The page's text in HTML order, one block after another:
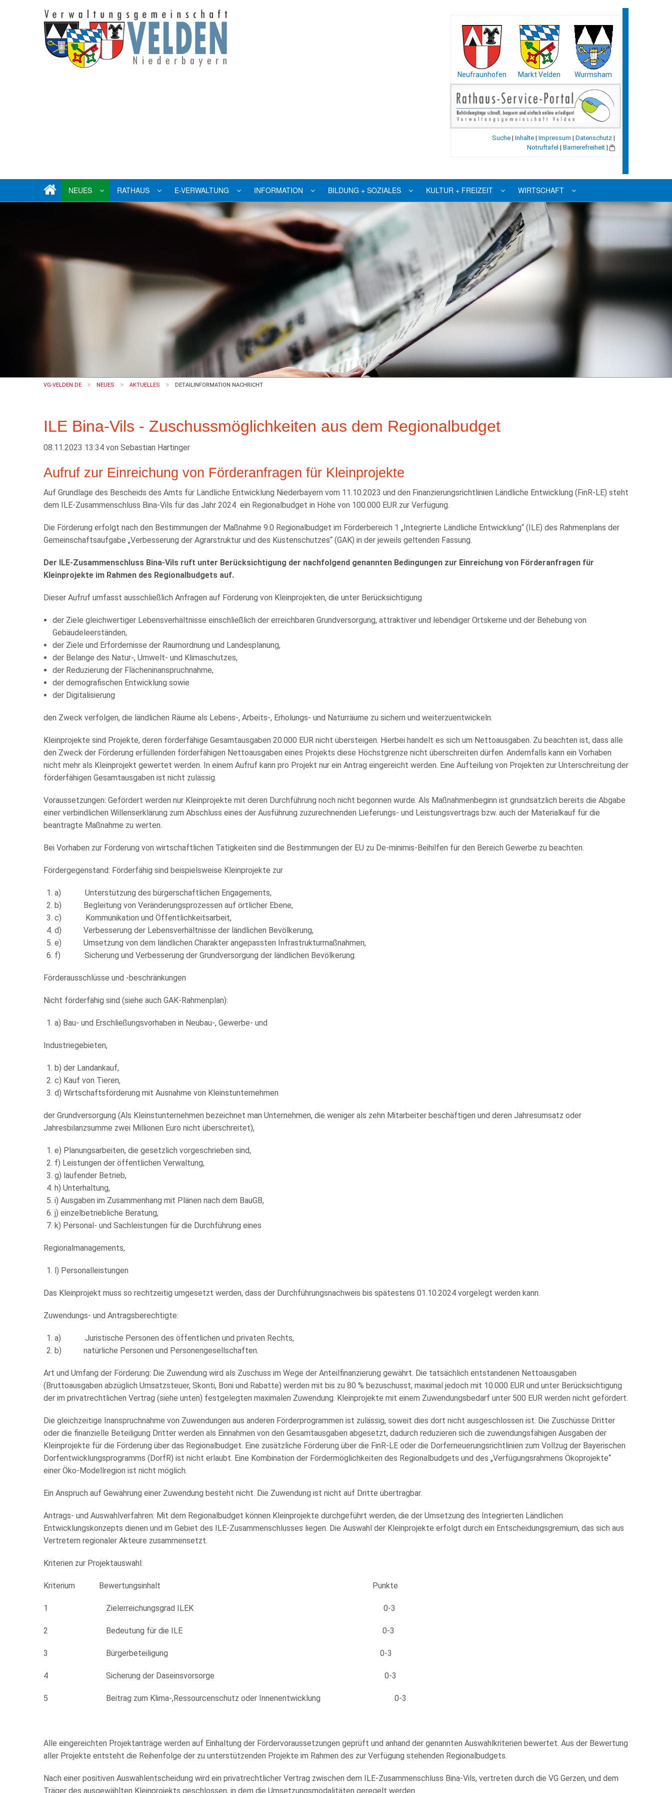
Neufraunhofen Markt Velden Wurmsham
Suche |Inhalte |Impressum |Datenschutz |
Notruftafel |Barrierefreiheit |
NEUES RATHAUS E-VERWALTUNG INFORMATION BILDUNG + SOZIALES KULTUR + FREIZEIT WIRTSCHAFT
VG-VELDEN.DE NEUES AKTUELLES DETAILINFORMATION NACHRICHT
ILE Bina-Vils - Zuschussmöglichkeiten aus dem Regionalbudget
08.11.2023 13:34 von Sebastian Hartinger
Aufruf zur Einreichung von Förderanfragen für Kleinprojekte
Auf Grundlage des Bescheids des Amts für Ländliche Entwicklung Niederbayern vom 11.10.2023 und den Finanzierungsrichtlinien Ländliche Entwicklung (FinR-LE) steht
dem ILE-Zusammenschluss Bina-Vils für das Jahr 2024 ein Regionalbudget in Höhe von 100.000 EUR zur Verfügung.
Die Förderung erfolgt nach den Bestimmungen der Maßnahme 9.0 Regionalbudget im Förderbereich 1 „Integrierte Ländliche Entwicklung“ (ILE) des Rahmenplans der
Gemeinschaftsaufgabe „Verbesserung der Agrarstruktur und des Küstenschutzes“ (GAK) in der jeweils geltenden Fassung.
Der ILE-Zusammenschluss Bina-Vils ruft unter Berücksichtigung der nachfolgend genannten Bedingungen zur Einreichung von Förderanfragen für
Kleinprojekte im Rahmen des Regionalbudgets auf.
Dieser Aufruf umfasst ausschließlich Anfragen auf Förderung von Kleinprojekten, die unter Berücksichtigung
der Ziele gleichwertiger Lebensverhältnisse einschließlich der erreichbaren Grundversorgung, attraktiver und lebendiger Ortskerne und der Behebung von
Gebäudeleerständen,
der Ziele und Erfordernisse der Raumordnung und Landesplanung,
der Belange des Natur-, Umwelt- und Klimaschutzes,
der Reduzierung der Flächeninanspruchnahme,
der demografischen Entwicklung sowie
der Digitalisierung
den Zweck verfolgen, die ländlichen Räume als Lebens-, Arbeits-, Erholungs- und Naturräume zu sichern und weiterzuentwickeln.
Kleinprojekte sind Projekte, deren förderfähige Gesamtausgaben 20.000 EUR nicht übersteigen. Hierbei handelt es sich um Nettoausgaben. Zu beachten ist, dass alle
den Zweck der Förderung erfüllenden förderfähigen Nettoausgaben eines Projekts diese Höchstgrenze nicht überschreiten dürfen. Andernfalls kann ein Vorhaben
nicht mehr als Kleinprojekt gewertet werden. In einem Aufruf kann pro Projekt nur ein Antrag eingereicht werden. Eine Aufteilung von Projekten zur Unterschreitung der
förderfähigen Gesamtausgaben ist nicht zulässig.
Voraussetzungen: Gefördert werden nur Kleinprojekte mit deren Durchführung noch nicht begonnen wurde. Als Maßnahmenbeginn ist grundsätzlich bereits die Abgabe
einer verbindlichen Willenserklärung zum Abschluss eines der Ausführung zuzurechnenden Lieferungs- und Leistungsvertrags bzw. auch der Materialkauf für die
beantragte Maßnahme zu werten.
Bei Vorhaben zur Förderung von wirtschaftlichen Tätigkeiten sind die Bestimmungen der EU zu De-minimis-Beihilfen für den Bereich Gewerbe zu beachten.
Fördergegenstand: Förderfähig sind beispielsweise Kleinprojekte zur
a) Unterstützung des bürgerschaftlichen Engagements,
b) Begleitung von Veränderungsprozessen auf örtlicher Ebene,
c) Kommunikation und Öffentlichkeitsarbeit,
d) Verbesserung der Lebensverhältnisse der ländlichen Bevölkerung,
e) Umsetzung von dem ländlichen Charakter angepassten Infrastrukturmaßnahmen,
f) Sicherung und Verbesserung der Grundversorgung der ländlichen Bevölkerung.
Förderausschlüsse und -beschränkungen
Nicht förderfähig sind (siehe auch GAK-Rahmenplan):
a) Bau- und Erschließungsvorhaben in Neubau-, Gewerbe- und
Industriegebieten,
b) der Landankauf,
c) Kauf von Tieren,
d) Wirtschaftsförderung mit Ausnahme von Kleinstunternehmen
der Grundversorgung (Als Kleinstunternehmen bezeichnet man Unternehmen, die weniger als zehn Mitarbeiter beschäftigen und deren Jahresumsatz oder
Jahresbilanzsumme zwei Millionen Euro nicht überschreitet),
e) Planungsarbeiten, die gesetzlich vorgeschrieben sind,
f) Leistungen der öffentlichen Verwaltung,
g) laufender Betrieb,
h) Unterhaltung,
i) Ausgaben im Zusammenhang mit Plänen nach dem BauGB,
j) einzelbetriebliche Beratung,
k) Personal- und Sachleistungen für die Durchführung eines
Regionalmanagements,
l) Personalleistungen
Das Kleinprojekt muss so rechtzeitig umgesetzt werden, dass der Durchführungsnachweis bis spätestens 01.10.2024 vorgelegt werden kann.
Zuwendungs- und Antragsberechtigte:
a) Juristische Personen des öffentlichen und privaten Rechts,
b) natürliche Personen und Personengesellschaften.
Art und Umfang der Förderung: Die Zuwendung wird als Zuschuss im Wege der Anteilfinanzierung gewährt. Die tatsächlich entstandenen Nettoausgaben
(Bruttoausgaben abzüglich Umsatzsteuer, Skonti, Boni und Rabatte) werden mit bis zu 80 % bezuschusst, maximal jedoch mit 10.000 EUR und unter Berücksichtigung
der im privatrechtlichen Vertrag (siehe unten) festgelegten maximalen Zuwendung. Kleinprojekte mit einem Zuwendungsbedarf unter 500 EUR werden nicht gefördert.
Die gleichzeitige Inanspruchnahme von Zuwendungen aus anderen Förderprogrammen ist zulässig, soweit dies dort nicht ausgeschlossen ist. Die Zuschüsse Dritter
oder die finanzielle Beteiligung Dritter werden als Einnahmen von den Gesamtausgaben abgesetzt, dadurch reduzieren sich die zuwendungsfähigen Ausgaben der
Kleinprojekte für die Förderung über das Regionalbudget. Eine zusätzliche Förderung über die FinR-LE oder die Dorferneuerungsrichtlinien zum Vollzug der Bayerischen
Dorfentwicklungsprogramms (DorfR) ist nicht erlaubt. Eine Kombination der Fördermöglichkeiten des Regionalbudgets und des „Verfügungsrahmens Ökoprojekte“
einer Öko-Modellregion ist nicht möglich.
Ein Anspruch auf Gewährung einer Zuwendung besteht nicht. Die Zuwendung ist nicht auf Dritte übertragbar.
Antrags- und Auswahlverfahren: Mit dem Regionalbudget können Kleinprojekte durchgeführt werden, die der Umsetzung des Integrierten Ländlichen
Entwicklungskonzepts dienen und im Gebiet des ILE-Zusammenschlusses liegen. Die Auswahl der Kleinprojekte erfolgt durch ein Entscheidungsgremium, das sich aus
Vertretern regionaler Akteure zusammensetzt.
Kriterien zur Projektauswahl:
Kriterium Bewertungsinhalt Punkte
1 Zielerreichungsgrad ILEK 0-3
2 Bedeutung für die ILE 0-3
3 Bürgerbeteiligung 0-3
4 Sicherung der Daseinsvorsorge 0-3
5 Beitrag zum Klima-,Ressourcenschutz oder Innenentwicklung 0-3
Alle eingereichten Projektanträge werden auf Einhaltung der Fördervoraussetzungen geprüft und anhand der genannten Auswahlkriterien bewertet. Aus der Bewertung
aller Projekte entsteht die Reihenfolge der zu unterstützenden Projekte im Rahmen des zur Verfügung stehenden Regionalbudgets.
Nach einer positiven Auswahlentscheidung wird ein privatrechtlicher Vertrag zwischen dem ILE-Zusammenschluss Bina-Vils, vertreten durch die VG Gerzen, und dem
Träger des ausgewählten Kleinprojekts geschlossen, in dem die Umsetzungsmodalitäten geregelt werden.